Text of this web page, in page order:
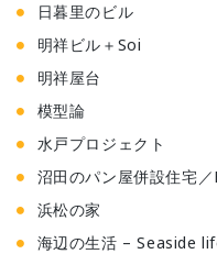
日暮里のビル
明祥ビル＋Soi
明祥屋台
模型論
水戸プロジェクト
沼田のパン屋併設住宅
浜松の家
海辺の生活 – Seaside